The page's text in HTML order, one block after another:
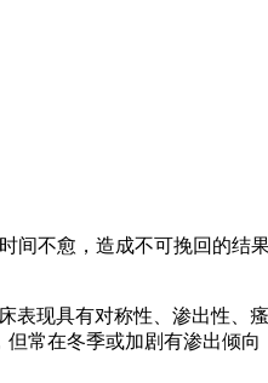
间不愈，造成不可挽回的结
现具有对称性、渗出性、
常在冬季或加剧有渗出倾向